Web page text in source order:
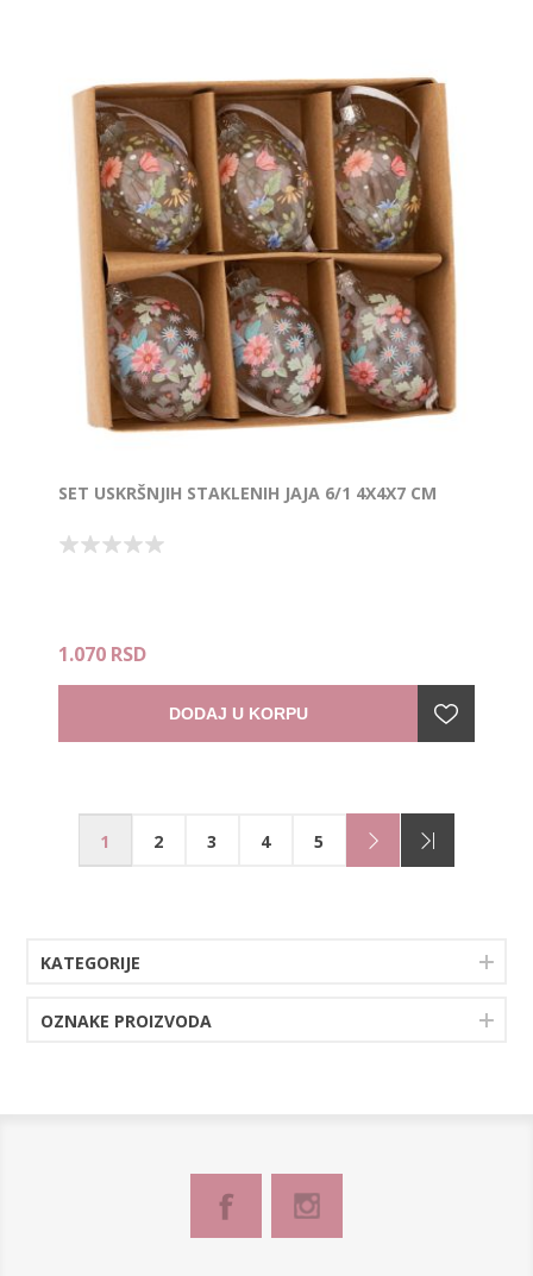
SET USKRŠNJIH STAKLENIH JAJA 6/1 4X4X7 CM
1.070 RSD
DODAJ U KORPU
1 2 3 4 5
KATEGORIJE
OZNAKE PROIZVODA